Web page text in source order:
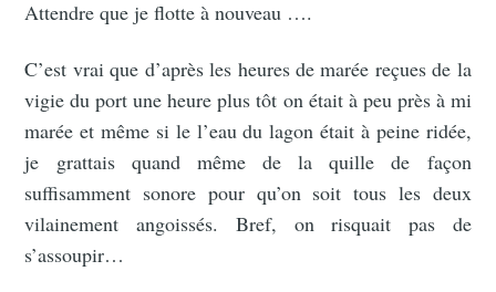
Attendre que je flotte à nouveau ….
C’est vrai que d’après les heures de marée reçues de la
vigie du port une heure plus tôt on était à peu près à mi
marée et même si le l’eau du lagon était à peine ridée,
je grattais quand même de la quille de façon
suffisamment sonore pour qu’on soit tous les deux
vilainement angoissés. Bref, on risquait pas de
s’assoupir…